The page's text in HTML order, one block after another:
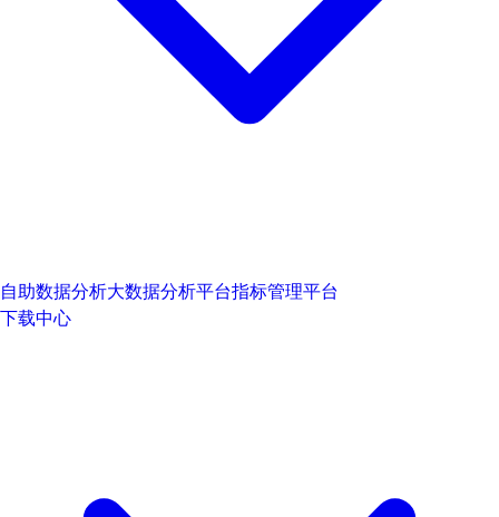
自助数据分析大数据分析平台指标管理平台
下载中心